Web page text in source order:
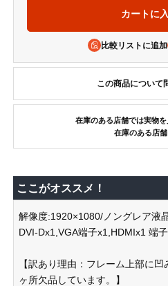
比較リストに追加
この商品について
在庫のある店舗では実物
在庫のある店舗
ここがオススメ！
解像度:1920×1080/ノングレア液
DVI-Dx1,VGA端子x1,HDMIx1 端
【訳あり理由：フレーム上部に
ヶ所欠品しています。】